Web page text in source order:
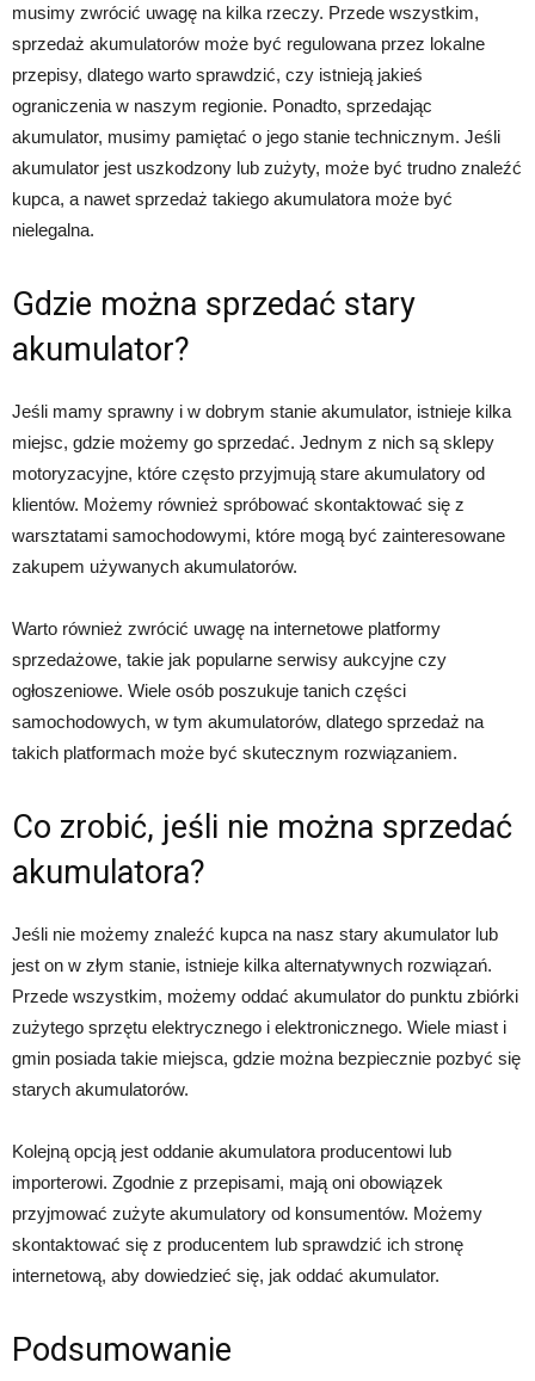
musimy zwrócić uwagę na kilka rzeczy. Przede wszystkim,
sprzedaż akumulatorów może być regulowana przez lokalne
przepisy, dlatego warto sprawdzić, czy istnieją jakieś
ograniczenia w naszym regionie. Ponadto, sprzedając
akumulator, musimy pamiętać o jego stanie technicznym. Jeśli
akumulator jest uszkodzony lub zużyty, może być trudno znaleźć
kupca, a nawet sprzedaż takiego akumulatora może być
nielegalna.
Gdzie można sprzedać stary
akumulator?
Jeśli mamy sprawny i w dobrym stanie akumulator, istnieje kilka
miejsc, gdzie możemy go sprzedać. Jednym z nich są sklepy
motoryzacyjne, które często przyjmują stare akumulatory od
klientów. Możemy również spróbować skontaktować się z
warsztatami samochodowymi, które mogą być zainteresowane
zakupem używanych akumulatorów.
Warto również zwrócić uwagę na internetowe platformy
sprzedażowe, takie jak popularne serwisy aukcyjne czy
ogłoszeniowe. Wiele osób poszukuje tanich części
samochodowych, w tym akumulatorów, dlatego sprzedaż na
takich platformach może być skutecznym rozwiązaniem.
Co zrobić, jeśli nie można sprzedać
akumulatora?
Jeśli nie możemy znaleźć kupca na nasz stary akumulator lub
jest on w złym stanie, istnieje kilka alternatywnych rozwiązań.
Przede wszystkim, możemy oddać akumulator do punktu zbiórki
zużytego sprzętu elektrycznego i elektronicznego. Wiele miast i
gmin posiada takie miejsca, gdzie można bezpiecznie pozbyć się
starych akumulatorów.
Kolejną opcją jest oddanie akumulatora producentowi lub
importerowi. Zgodnie z przepisami, mają oni obowiązek
przyjmować zużyte akumulatory od konsumentów. Możemy
skontaktować się z producentem lub sprawdzić ich stronę
internetową, aby dowiedzieć się, jak oddać akumulator.
Podsumowanie